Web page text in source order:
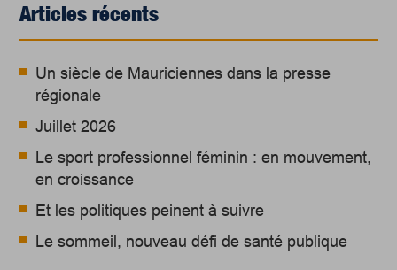
Articles récents
Un siècle de Mauriciennes dans la presse
régionale
Juillet 2026
Le sport professionnel féminin : en mouvement,
en croissance
Et les politiques peinent à suivre
Le sommeil, nouveau défi de santé publique